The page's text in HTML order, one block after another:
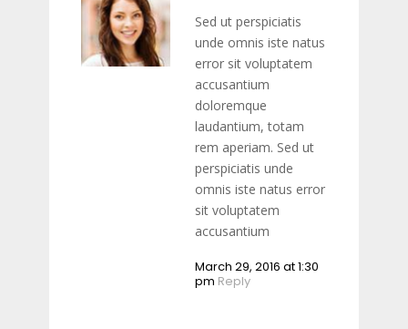
Sed ut perspiciatis
unde omnis iste natus
error sit voluptatem
accusantium
doloremque
laudantium, totam
rem aperiam. Sed ut
perspiciatis unde
omnis iste natus error
sit voluptatem
accusantium
March 29, 2016 at 1:30
pm Reply